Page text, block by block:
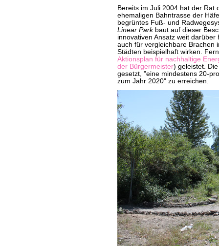
Bereits im Juli 2004 hat der Rat
ehemaligen Bahntrasse der
begrüntes Fuß- und
Linear Parkbaut auf dieser
innovativen Ansatz weit
auch für vergleichbare Brachen
Städten beispielhaft wirken.
Aktionsplan für nachhaltige
der Bürgermeister) geleistet.
gesetzt, "eine mindestens 20-
zum Jahr 2020" zu erreichen.